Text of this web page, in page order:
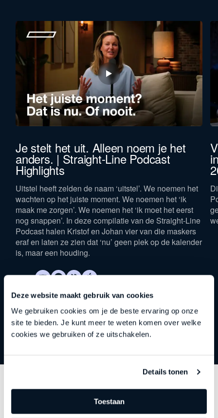
Deze website maakt gebruik van cookies
We gebruiken cookies om je de beste ervaring op onze
site te bieden. Je kunt meer te weten komen over welke
cookies we gebruiken of ze uitschakelen.
Details tonen
Toestaan
Je stelt het uit. Alleen noem je het
anders. | Straight-Line Podcast
Highlights
Uitstel heeft zelden de naam ‘uitstel’. We noemen het
wachten op het juiste moment. We noemen het ‘ik
maak me zorgen’. We noemen het ‘ik moet het eerst
nog snappen’. In deze compilatie van de Straight-Line
Podcast halen Kristof en Johan vier van die maskers
eraf en laten ze zien dat ‘nu’ geen plek op de kalender
is, maar een houding.
andere series